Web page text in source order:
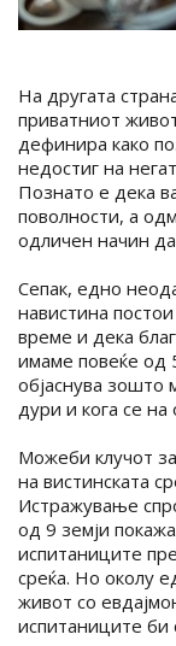
На другата
приватниот
дефинира како
недостиг на
Познато е дека
поволности, а
одличен начин да
Сепак, едно
навистина
време и дека
имаме повеќе од
објаснува зошто
дури и кога се на
Можеби клучот
на вистинската
Истражување
од 9 земји
испитаниците
среќа. Но околу
живот со
испитаниците би